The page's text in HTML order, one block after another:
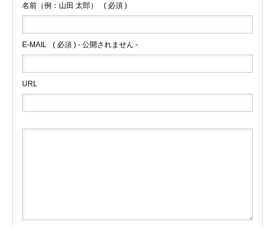
名前（例：山田 太郎） ( 必須 )
E-MAIL ( 必須 ) - 公開されません -
URL